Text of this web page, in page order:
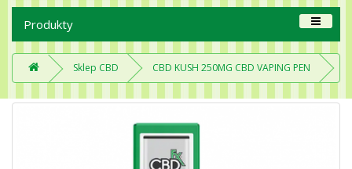
Produkty
Sklep CBD CBD KUSH 250MG CBD VAPING PEN